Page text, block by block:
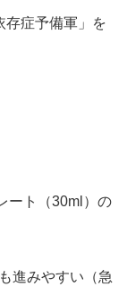
存症予備軍」を
ート（30ml）の
進みやすい（急